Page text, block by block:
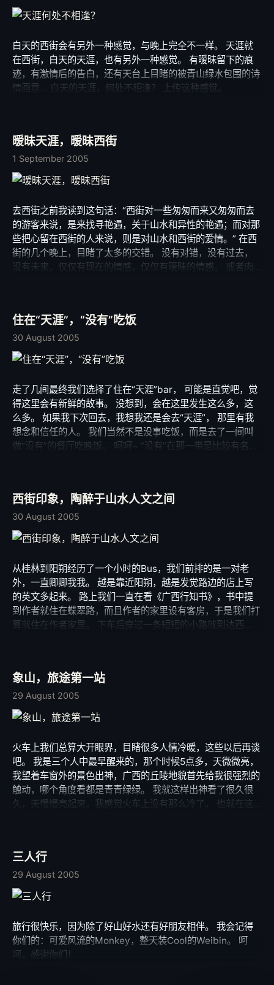
印象。 现在想起来，还觉得这次旅行，最幸福的事情是可以
认识她。 茫茫人海可以认识已经很幸运了，何必再强求什么
姐，monkey和weibin拉着我到花店给她买了一束花， 送花
的时候，bar里人很多，我没敢看她的表情，后来朋友告诉
我，她笑得很开心。 离开的时候我感觉到暧昧在我们之间弥
漫，我没有多想，背起行李没有回头。 回来后，我时常想起
她。 那是她的世界，而我的世界，还有我没有理清的思绪，
有我无法忘怀的思念。 不变的是，我会一直祝福她…一直…
本来想些多写一点小唐的，但是真正写到她的时候我什么也组
织不出来，我的文字太笨拙。
白天的西街会有另外一种感觉，与晚上完全不一样。 天涯就
在西街，白天的天涯，也有另外一种感觉。 有暧昧留下的痕
迹，有激情后的告白，还有天台上目睹的被青山绿水包围的诗
情画意… 白天的天涯，何处不相逢？ 上传这种感觉。
暧昧天涯，暧昧西街
1 September 2005
去西街之前我读到这句话：“西街对一些匆匆而来又匆匆而去
的游客来说，是来找寻艳遇，关于山水和异性的艳遇；而对那
些把心留在西街的人来说，则是对山水和西街的爱情。” 在西
街的几个晚上，目睹了太多的交错。 没有对错，没有过去，
没有未来，仅仅有现在的情感，仅仅有暧昧的情感。 或者肉
吧一角，默默呆着等待着玫瑰花的女人；或者一群男人点几瓶
啤酒疯疯的叫嚷着喝下去，从嘴巴向过路的女人吐出风流的带
着酒气的挑逗。 一切一切构成了寂寞又激情暗涌的西街，我
一个外人，静静看着这一切，没有寄望，平静得如同午夜的西
精彩还在延续，一切的激情还在酝酿，只是那不属于我，我的
寄望，在心上，某个没有人触及的角落，慢慢沉淀，随着暧昧
的气氛，随着西街的酒精气味…
住在“天涯”，“没有”吃饭
30 August 2005
走了几间最终我们选择了住在“天涯”bar， 可能是直觉吧，觉
得这里会有新鲜的故事。 没想到，会在这里发生这么多，这
么多。 如果我下次回去，我想我还是会去“天涯”， 那里有我
想念和信任的人。 我们当然不是没事吃饭，而是去了一间叫
做“没有”的餐厅吃晚饭。 呵呵~ “没有”在那一带是比较有名
西街印象，陶醉于山水人文之间
30 August 2005
从桂林到阳朔经历了一个小时的Bus，我们前排的是一对老
外，一直卿卿我我。 越是靠近阳朔，越是发觉路边的店上写
的英文多起来。 路上我们一直在看《广西行知书》，书中提
到作者就住在蝶翠路，而且作者的家里设有客房，于是我们打
算就住在作者家里。 下车后穿过一条短短的小路就到达西
字，但是也没有一个人可以把西街写得像我所见的那样，也许
那份感觉是只能意会不能言传的。 我，陶醉于山水人文之
间。 以至现在，我依然觉得我仿佛在做梦。 那个只有梦中才
可以存在的地方。 其中有很多很多的细节让我喜欢那个地
象山，旅途第一站
29 August 2005
火车上我们总算大开眼界，目睹很多人情冷暖，这些以后再谈
吧。 我是三个人中最早醒来的，那个时候5点多，天微微亮，
我望着车窗外的景色出神，广西的丘陵地貌首先给我很强烈的
触动，哪个角度看都是青青绿绿。 我就这样出神看了很久很
久，天慢慢亮起来，我感觉火车上没有那么冷了。 也就在这
尝了当地的桂林米粉，然后坐双层观光Bus在城里转了一圈。
因为我们重点游阳朔，所以桂林市区我们计划只停半天。 桂
林市区的景点很多，很多都是值得去瞧瞧的，只是时间不够。
经过讨论，我们决定选象山，因为象山是桂林的象征，有比较
一边休闲地吃地道的小吃。 其他的就没有什么特别了，只是
找了一些漂亮的角度留了影，感觉还不错。 之后我们就坐车
去阳朔了，真正的旅途才刚刚开始。 也就是在阳朔，我留下
三人行
29 August 2005
旅行很快乐，因为除了好山好水还有好朋友相伴。 我会记得
你们的：可爱风流的Monkey，整天装Cool的Weibin。 呵
呵，感谢你们！